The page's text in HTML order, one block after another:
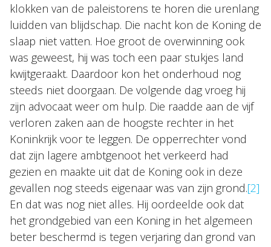
klokken van de paleistorens te horen die urenlang
luidden van blijdschap. Die nacht kon de Koning de
slaap niet vatten. Hoe groot de overwinning ook
was geweest, hij was toch een paar stukjes land
kwijtgeraakt. Daardoor kon het onderhoud nog
steeds niet doorgaan. De volgende dag vroeg hij
zijn advocaat weer om hulp. Die raadde aan de vijf
verloren zaken aan de hoogste rechter in het
Koninkrijk voor te leggen. De opperrechter vond
dat zijn lagere ambtgenoot het verkeerd had
gezien en maakte uit dat de Koning ook in deze
gevallen nog steeds eigenaar was van zijn grond.[2]
En dat was nog niet alles. Hij oordeelde ook dat
het grondgebied van een Koning in het algemeen
beter beschermd is tegen verjaring dan grond van